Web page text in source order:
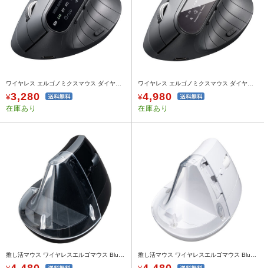
¥3,280
在庫あり
¥4,980
在庫あり